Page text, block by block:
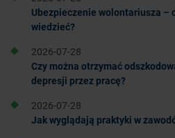
Ubezpieczenie wolontariusza –
wiedzieć?
2026-07-28
Czy można otrzymać
depresji przez pracę?
2026-07-28
Jak wyglądają praktyki w